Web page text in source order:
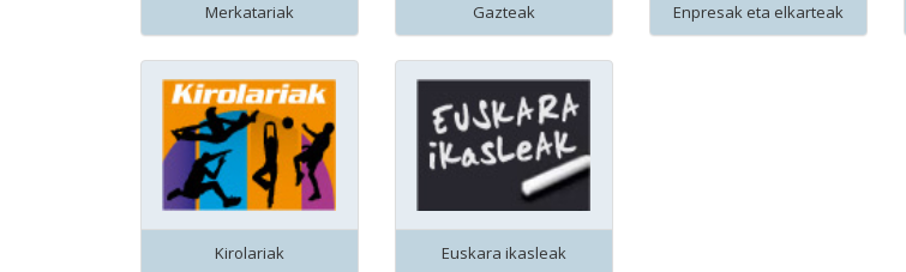
Merkatariak Gazteak Enpresak eta elkarteak
Kirolariak Euskara ikasleak